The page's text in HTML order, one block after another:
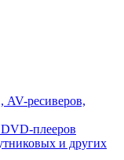
AV-ресиверов,
плееров
и других